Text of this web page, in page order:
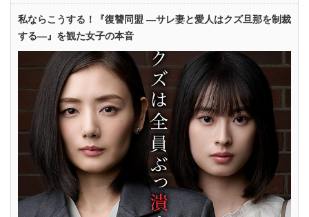
私ならこうする！『復讐同盟 —サレ妻と愛人はクズ旦那を制裁
する—』を観た女子の本音